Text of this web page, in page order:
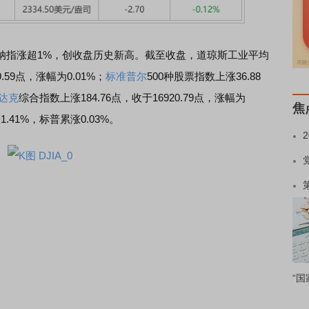
指涨超1%，创收盘历史新高。截至收盘，道琼斯工业平均
点，涨幅为0.01%； 标准普尔500种股票指数上涨36.88
克综合指数上涨184.76点，收于16920.79点，涨幅为
，标普累涨0.03%。
焦
“国